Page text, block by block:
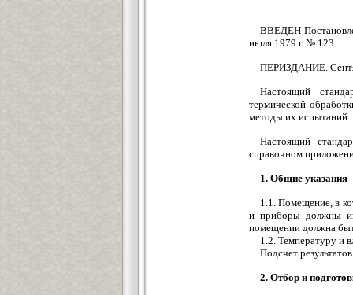
ВВЕДЕН
июля 1979 г. № 123
ПЕРИЗДАНИЕ.
Настоящий
термической
методы их испытаний.
Настоящий
справочном
1. Общие указания
1.1. Помещение, в
и приборы должны
помещении должна
1.2. Температуру и
Подсчет
2. Отбор и